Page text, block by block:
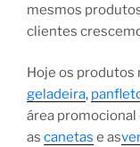
mesmos
clientes
Hoje os produtos
geladeira,
área promocional
as canetas e as